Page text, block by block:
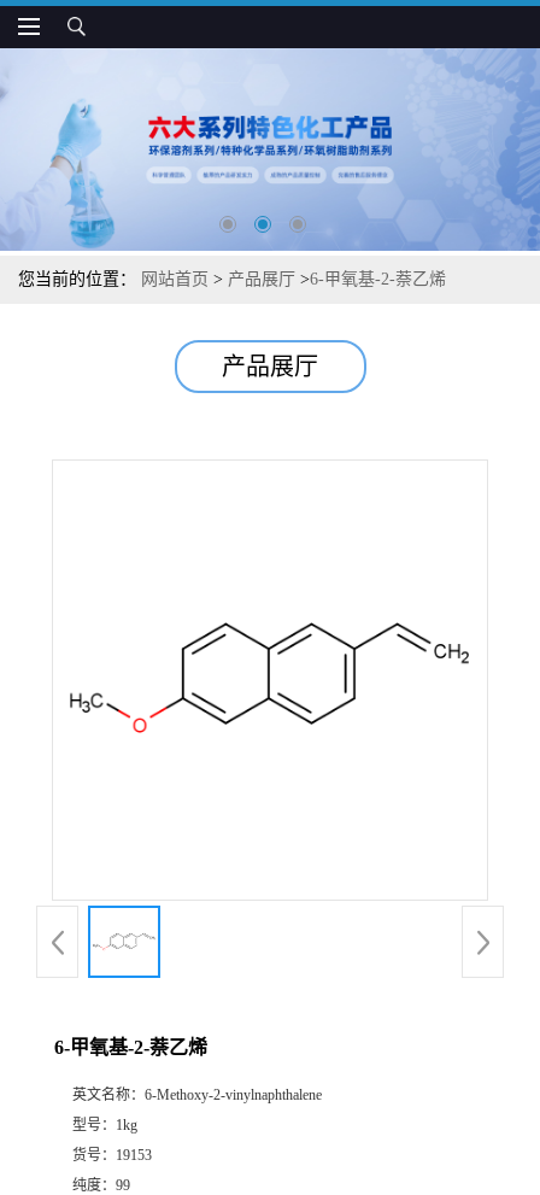
您当前的位置： 网站首页 > 产品展厅 >6-甲氧基-2-萘乙烯
产品展厅
6-甲氧基-2-萘乙烯
英文名称： 6-Methoxy-2-vinylnaphthalene
型号： 1kg
货号： 19153
纯度： 99